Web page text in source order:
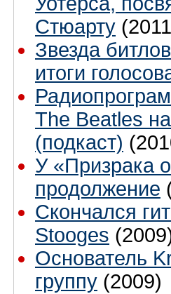
Стюарту
Звезда
итоги
The Beatles
(подкаст)
У «Призрака
продолжение
Скончался
Stooges
Основатель
группу (2009)